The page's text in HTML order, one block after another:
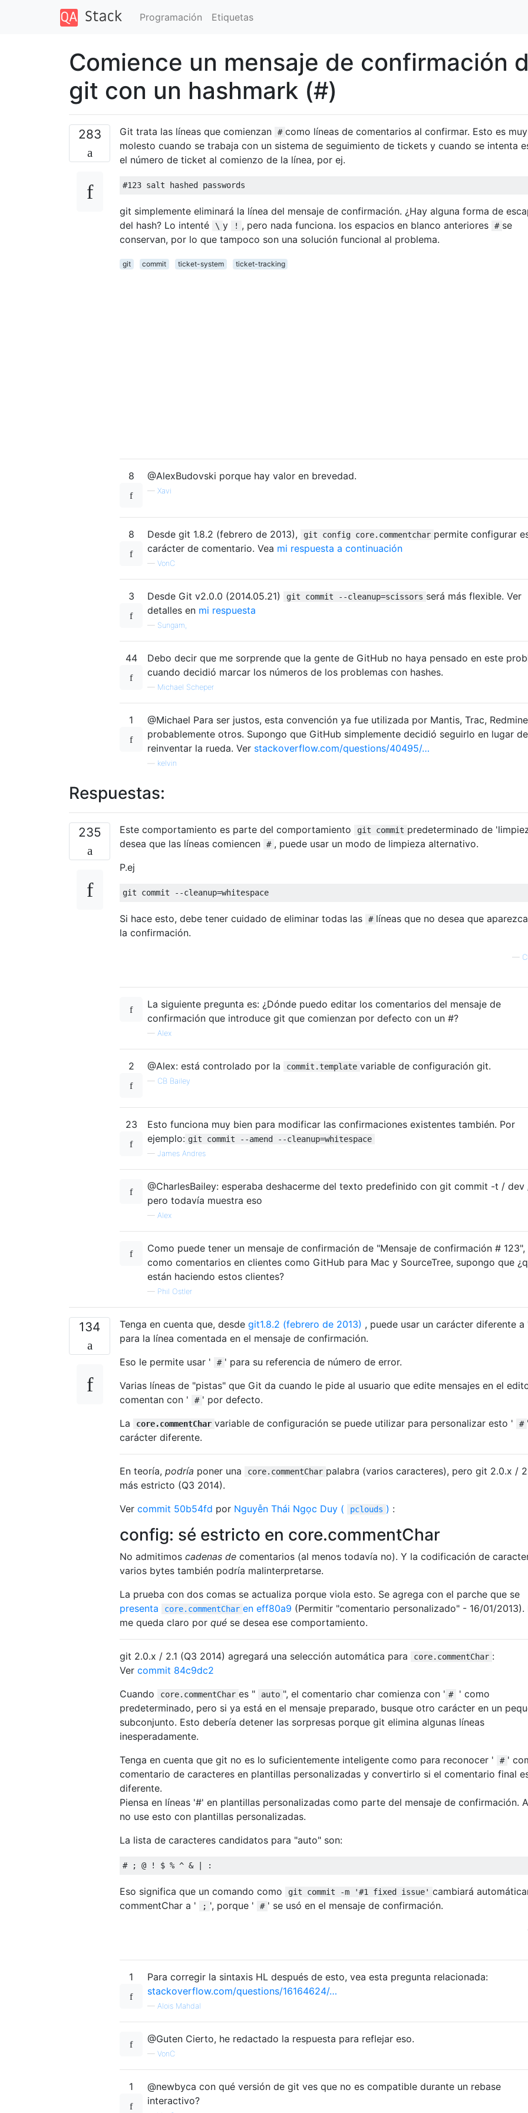
Programación Etiquetas
Comience un mensaje de confirmación
git con un hashmark (#)
283 Git trata las líneas que comienzan # como líneas de comentarios al confirmar. Esto es muy
molesto cuando se trabaja con un sistema de seguimiento de tickets y cuando se intenta
el número de ticket al comienzo de la línea, por ej.
git simplemente eliminará la línea del mensaje de confirmación. ¿Hay alguna forma de
del hash? Lo intenté
\ y ! , pero nada funciona. los espacios en blanco anteriores # se
conservan, por lo que tampoco son una solución funcional al problema.
git commit ticket-system ticket-tracking
8 @AlexBudovski porque hay valor en brevedad.
— Xavi
8 Desde git 1.8.2 (febrero de 2013), git config core.commentchar permite configurar
carácter de comentario. Vea mi respuesta a continuación
— VonC
3 Desde Git v2.0.0 (2014.05.21) git commit --cleanup=scissors será más flexible. Ver
detalles en mi respuesta
— Sungam,
44
Debo decir que me sorprende que la gente de GitHub no haya pensado en este
cuando decidió marcar los números de los problemas con hashes.
— Michael Scheper
1
@Michael Para ser justos, esta convención ya fue utilizada por Mantis, Trac,
probablemente otros. Supongo que GitHub simplemente decidió seguirlo en lugar de
reinventar la rueda. Ver stackoverflow.com/questions/40495/…
kelvin
Respuestas:
235 Este comportamiento es parte del comportamiento git commit predeterminado de
desea que las líneas comiencen
# , puede usar un modo de limpieza alternativo.
P.ej
Si hace esto, debe tener cuidado de eliminar todas las # líneas que no desea que
la confirmación.
—
La siguiente pregunta es: ¿Dónde puedo editar los comentarios del mensaje de
confirmación que introduce git que comienzan por defecto con un #?
— Alex
2 @Alex: está controlado por la commit.template variable de configuración git.
— CB Bailey
23
Esto funciona muy bien para modificar las confirmaciones existentes también. Por
ejemplo: git commit --amend --cleanup=whitespace
— James Andres
@CharlesBailey: esperaba deshacerme del texto predefinido con git commit -t / dev
pero todavía muestra eso
— Alex
Como puede tener un mensaje de confirmación de "Mensaje de confirmación # 123",
como comentarios en clientes como GitHub para Mac y SourceTree, supongo que
están haciendo estos clientes?
— Phil Ostler
134 Tenga en cuenta que, desde git1.8.2 (febrero de 2013) , puede usar un carácter diferente a
para la línea comentada en el mensaje de confirmación.
Eso le permite usar '
# ' para su referencia de número de error.
Varias líneas de "pistas" que Git da cuando le pide al usuario que edite mensajes en el
comentan con '
# ' por defecto.
La
core.commentChar variable de configuración se puede utilizar para personalizar esto ' #
carácter diferente.
En teoría, podría poner una core.commentChar palabra (varios caracteres), pero git 2.0.x /
más estricto (Q3 2014).
Ver commit 50b54fd por Nguyễn Thái Ngọc Duy ( pclouds ) :
config: sé estricto en core.commentChar
No admitimos cadenas de comentarios (al menos todavía no). Y la codificación de
varios bytes también podría malinterpretarse.
La prueba con dos comas se actualiza porque viola esto. Se agrega con el parche que se
presenta
core.commentChar en eff80a9 (Permitir "comentario personalizado" - 16/01/2013).
me queda claro por qué se desea ese comportamiento.
git 2.0.x / 2.1 (Q3 2014) agregará una selección automática para core.commentChar :
Ver commit 84c9dc2
Cuando
core.commentChar es " auto ", el comentario char comienza con ' #
' como
predeterminado, pero si ya está en el mensaje preparado, busque otro carácter en un
subconjunto. Esto debería detener las sorpresas porque git elimina algunas líneas
inesperadamente.
Tenga en cuenta que git no es lo suficientemente inteligente como para reconocer '
# '
comentario de caracteres en plantillas personalizadas y convertirlo si el comentario final
diferente.
Piensa en líneas '#' en plantillas personalizadas como parte del mensaje de confirmación.
no use esto con plantillas personalizadas.
La lista de caracteres candidatos para "auto" son:
Eso significa que un comando como git commit -m '#1 fixed issue' cambiará
commentChar a '
; ', porque ' # ' se usó en el mensaje de confirmación.
1
Para corregir la sintaxis HL después de esto, vea esta pregunta relacionada:
stackoverflow.com/questions/16164624/…
— Alois Mahdal
@Guten Cierto, he redactado la respuesta para reflejar eso.
— VonC
1
@newbyca con qué versión de git ves que no es compatible durante un rebase
interactivo?